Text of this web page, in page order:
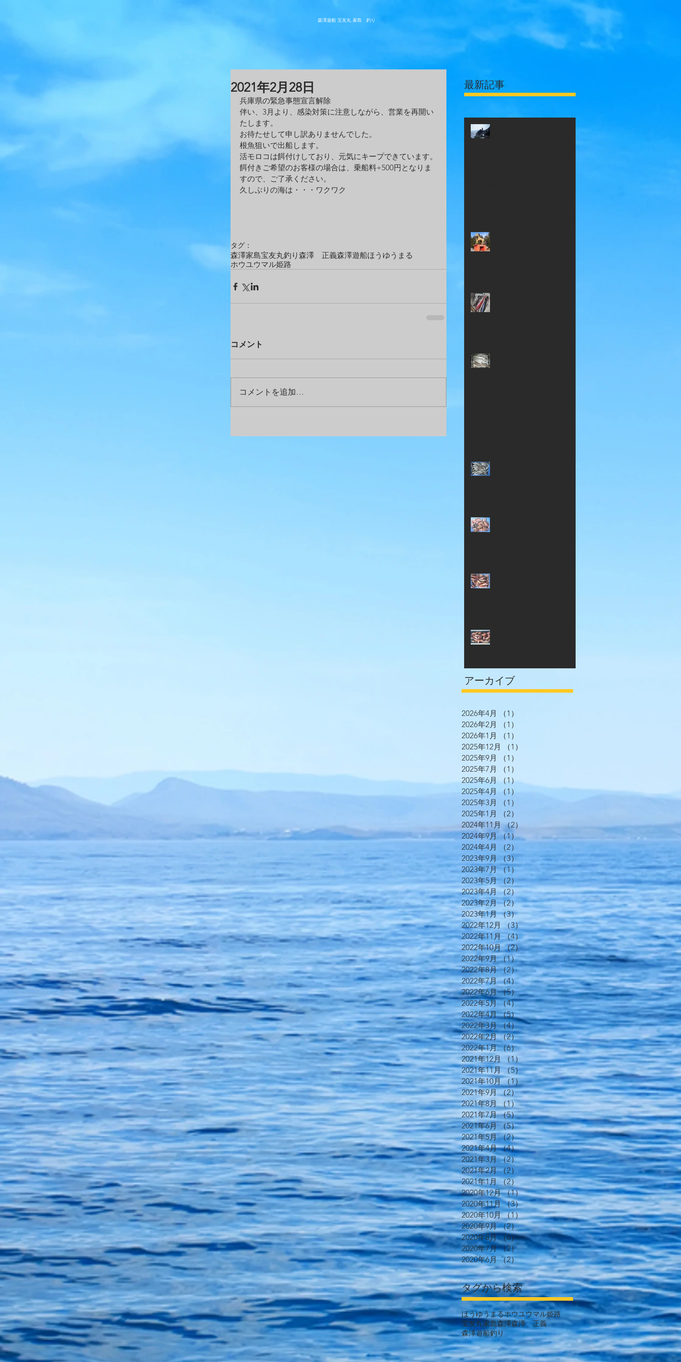
森澤遊船 宝友丸 ​家島 釣り
2021年2月28日
兵庫県の緊急事態宣言解除
伴い、3月より、感染対策に注意しながら、営業を再開い
たします。
お待たせして申し訳ありませんでした。
根魚狙いで出船します。
活モロコは餌付けしており、元気にキープできています。
餌付きご希望のお客様の場合は、乗船料+500円となりま
すので、ご了承ください。
久しぶりの海は・・・ワクワク
タグ：
森澤家島宝友丸釣り森澤 正義森澤遊船ほうゆうまる
ホウユウマル姫路
コメント
コメントを追加…
最新記事
アーカイブ
2026年4月 （1）
2026年2月
（1）
2026年1月
（1）
2025年12月
（1）
2025年9月
（1）
2025年7月
（1）
2025年6月 （1）1件の記事
2025年4月
（1）
2025年3月
（1）
2025年1月
（2）
2024年11月 （2）
2024年9月 （1）1件の記事
2024年4月
（2）
2023年9月
（3）3件の記事
2023年7月 （1）1件の記事
2023年5月 （2）2件の記事
2023年4月 （2）
2件の記事
2023年2月 （2）2件の記事
2023年1月 （3）3件の記事
2022年12月
（3）3件の記事
2022年11月 （4）4件の記事
2022年10月 （2）2件の記事
2022年9月 （1）1件の記事
2022年8月 （2）2件の記事
2022年7月 （4）4件の記事
2022年6月 （5）5件の記事
2022年5月 （4）4件の記事
2022年4月 （5）5件の記事
2022年3月 （4）4件の記事
2022年2月 （2）2件の記事
2022年1月 （6）6件の記事
2021年12月
（1）
1件の記事
2021年11月 （5）5件の記事
2021年10月 （1）1件の記事
2021年9月 （2）2件の記事
2021年8月 （1）1件の記事
2021年7月 （5）5件の記事
2021年6月
（5）5件の記事
2021年5月 （2）2件の記事
2021年4月 （4）4件の記事
2021年3月 （2）2件の記事
2021年2月 （2） 2件の記事
2021年1月 （2）2件の記事
2020年12月 （1）1件の記事
2020年11月 （3）3件の記事
2020年10月 （1）1件の記事
2020年9月 （2）2件の記事
2020年8月 （6）6件の記事
2020年7月 （2）2件の記事
2020年6月 （2）2件の記事
タグから検索
ほうゆうまるホウユウマル姫路
宝友丸家島森澤森澤 正義
森澤遊船釣り